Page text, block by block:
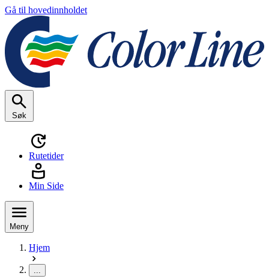
Gå til hovedinnholdet
Søk
Rutetider
Min Side
Meny
Hjem